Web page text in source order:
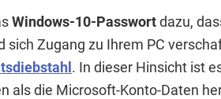
Windows-10-Passwortdazu,
sich Zugang zu Ihrem PC
. In dieser Hinsicht ist
als die Microsoft-Konto-Daten